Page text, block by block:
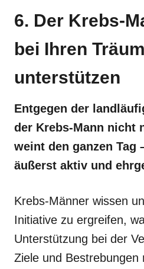
6. Der Krebs-
bei Ihren
unterstützen
Entgegen der
der Krebs-Mann nicht
weint den ganzen Tag
äußerst aktiv und
Krebs-Männer wissen
Initiative zu ergreifen,
Unterstützung bei der
Ziele und Bestrebungen